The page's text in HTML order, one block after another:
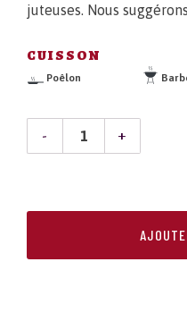
juteuses. Nous
CUISSON
Poêlon
DÉSOSSÉE